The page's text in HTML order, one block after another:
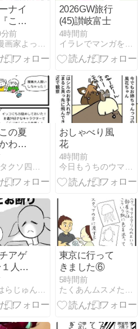
ナイ
この
ガ知
』キ
ン開
前
2026GW旅行
(45)讃岐富士
4時間前
の夏
わ」
。
おしゃべり風
花
4時間前
アゲ
人カ
〜
東京に行って
きました⑥
5時間前